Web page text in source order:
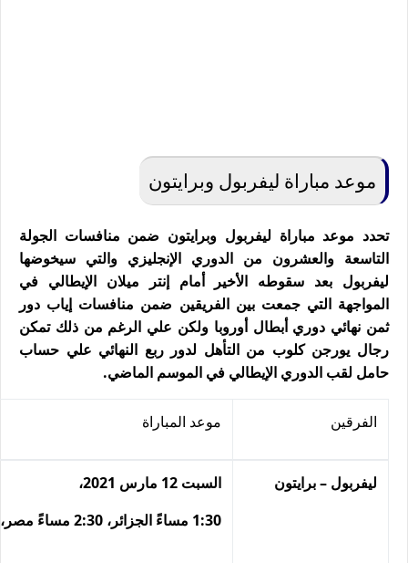
موعد مباراة ليفربول وبرايتون
تحدد موعد مباراة ليفربول وبرايتون ضمن منافسات الجولة
التاسعة والعشرون من الدوري الإنجليزي والتي سيخوضها
ليفربول بعد سقوطه الأخير أمام إنتر ميلان الإيطالي في
المواجهة التي جمعت بين الفريقين ضمن منافسات إياب دور
ثمن نهائي دوري أبطال أوروبا ولكن علي الرغم من ذلك تمكن
رجال يورجن كلوب من التأهل لدور ربع النهائي علي حساب
حامل لقب الدوري الإيطالي في الموسم الماضي.
الفرقين موعد المباراة
ليفربول – برايتون
السبت 12 مارس 2021،
1:30 مساءً الجزائر، 2:30 مساءً مصر، 3:30 مساءً السعودية